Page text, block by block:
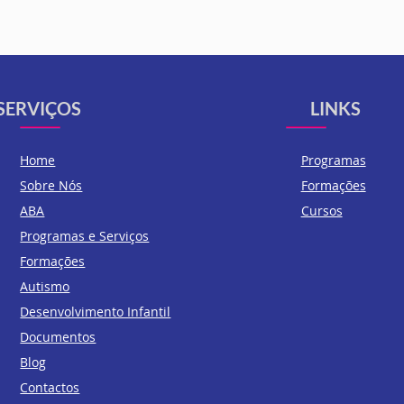
Home
Sobre Nós
ABA
Programas e Serviços
Formações
Autismo
Desenvolvimento Infantil
Documentos
Blog
Contactos
Programas
Formações
Cursos
LINKS